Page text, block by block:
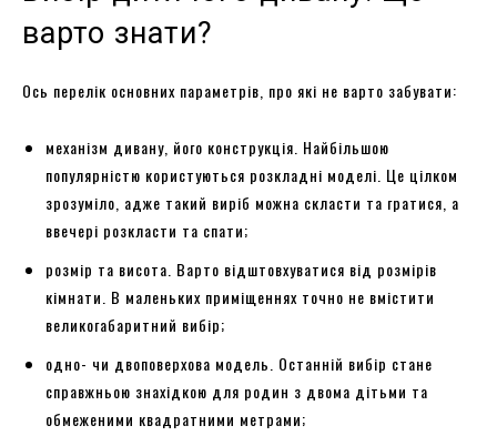
варто знати?
Ось перелік основних параметрів, про які не варто забувати:
механізм дивану, його конструкція. Найбільшою
популярністю користуються розкладні моделі. Це цілком
зрозуміло, адже такий виріб можна скласти та гратися, а
ввечері розкласти та спати;
розмір та висота. Варто відштовхуватися від розмірів
кімнати. В маленьких приміщеннях точно не вмістити
великогабаритний вибір;
одно- чи двоповерхова модель. Останній вибір стане
справжньою знахідкою для родин з двома дітьми та
обмеженими квадратними метрами;